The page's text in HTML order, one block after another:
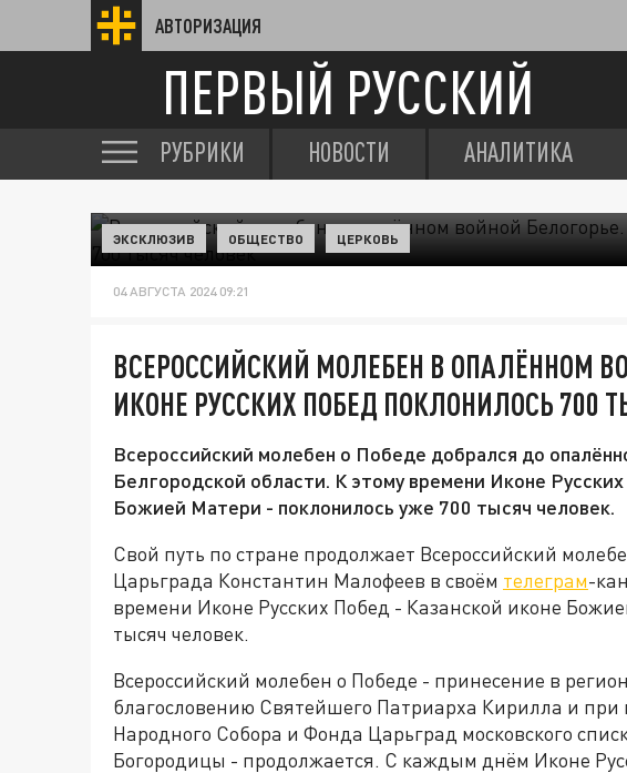
АВТОРИЗАЦИЯ
ПЕРВЫЙ РУССКИЙ
РУБРИКИ НОВОСТИ АНАЛИТИКА
ЭКСКЛЮЗИВ ОБЩЕСТВО ЦЕРКОВЬ
04 АВГУСТА 2024 09:21
ВСЕРОССИЙСКИЙ МОЛЕБЕН В ОПАЛЁННОМ
ИКОНЕ РУССКИХ ПОБЕД ПОКЛОНИЛОСЬ 700
Всероссийский молебен о Победе добрался до
Белгородской области. К этому времени Иконе
Божией Матери - поклонилось уже 700 тысяч человек.
Свой путь по стране продолжает Всероссийский
Царьграда Константин Малофеев в своём телеграм-
времени Иконе Русских Побед - Казанской иконе
тысяч человек.
Всероссийский молебен о Победе - принесение в
благословению Святейшего Патриарха Кирилла и при
Народного Собора и Фонда Царьград московского
Богородицы - продолжается. С каждым днём Иконе